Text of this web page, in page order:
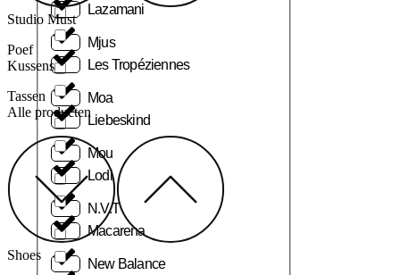
Mjus
Moa
Mou
N.V.T
New Balance
Lazamani
Les Tropéziennes
Liebeskind
Lodi
Macarena
Studio Must
Poef
Kussens
Tassen
Alle producten
Shoes